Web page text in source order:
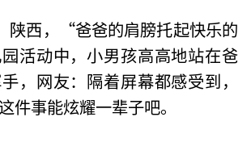
陕西，“爸爸的肩膀托起快乐的
活动中，小男孩高高地站在爸
，网友：隔着屏幕都感受到，
件事能炫耀一辈子吧。